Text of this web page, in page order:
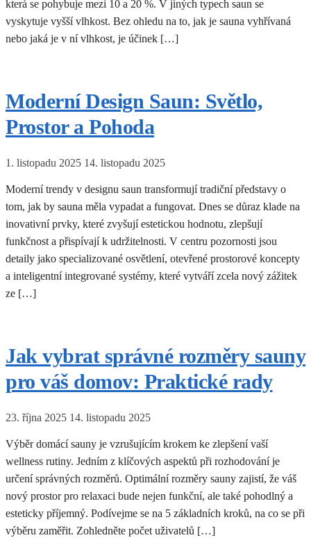
která se pohybuje mezi 10 a 20 %. V jiných typech saun se
vyskytuje vyšší vlhkost. Bez ohledu na to, jak je sauna vyhřívaná
nebo jaká je v ní vlhkost, je účinek […]
Moderní Design Saun: Světlo,
Prostor a Pohoda
1. listopadu 2025 14. listopadu 2025
Moderní trendy v designu saun transformují tradiční představy o
tom, jak by sauna měla vypadat a fungovat. Dnes se důraz klade na
inovativní prvky, které zvyšují estetickou hodnotu, zlepšují
funkčnost a přispívají k udržitelnosti. V centru pozornosti jsou
detaily jako specializované osvětlení, otevřené prostorové koncepty
a inteligentní integrované systémy, které vytváří zcela nový zážitek
ze […]
Jak vybrat správné rozměry sauny
pro váš domov: Praktické rady
23. října 2025 14. listopadu 2025
Výběr domácí sauny je vzrušujícím krokem ke zlepšení vaší
wellness rutiny. Jedním z klíčových aspektů při rozhodování je
určení správných rozměrů. Optimální rozměry sauny zajistí, že váš
nový prostor pro relaxaci bude nejen funkční, ale také pohodlný a
esteticky příjemný. Podívejme se na 5 základních kroků, na co se při
výběru zaměřit. Zohledněte počet uživatelů […]